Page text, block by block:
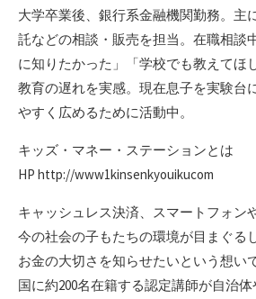
大学卒業後、銀行系金融機関勤務。主
託などの相談・販売を担当。在職相談
に知りたかった」「学校でも教えてほ
教育の遅れを実感。現在息子を実験台
やすく広めるために活動中。
キッズ・マネー・ステーションとは
HP http://www1kinsenkyouikucom
キャッシュレス決済、スマートフォン
今の社会の子もたちの環境が目まぐる
お金の大切さを知らせたいという想い
国に約200名在籍する認定講師が自治